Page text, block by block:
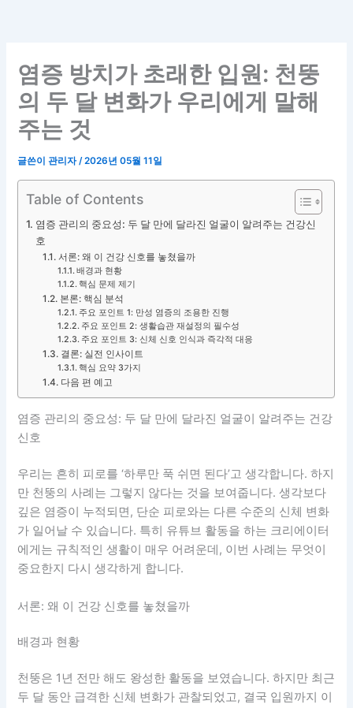
염증 방치가 초래한 입원: 천뚱
의 두 달 변화가 우리에게 말해
주는 것
글쓴이관리자/2026년 05월 11일
Table of Contents
염증 관리의 중요성: 두 달 만에 달라진 얼굴이 알려주는 건강신
호
서론: 왜 이 건강 신호를 놓쳤을까
배경과 현황
핵심 문제 제기
본론: 핵심 분석
주요 포인트 1: 만성 염증의 조용한 진행
주요 포인트 2: 생활습관 재설정의 필수성
주요 포인트 3: 신체 신호 인식과 즉각적 대응
결론: 실전 인사이트
핵심 요약 3가지
다음 편 예고
염증 관리의 중요성: 두 달 만에 달라진 얼굴이 알려주는 건강
신호
우리는 흔히 피로를 ‘하루만 푹 쉬면 된다’고 생각합니다. 하지
만 천뚱의 사례는 그렇지 않다는 것을 보여줍니다. 생각보다
깊은 염증이 누적되면, 단순 피로와는 다른 수준의 신체 변화
가 일어날 수 있습니다. 특히 유튜브 활동을 하는 크리에이터
에게는 규칙적인 생활이 매우 어려운데, 이번 사례는 무엇이
중요한지 다시 생각하게 합니다.
서론: 왜 이 건강 신호를 놓쳤을까
배경과 현황
천뚱은 1년 전만 해도 왕성한 활동을 보였습니다. 하지만 최근
두 달 동안 급격한 신체 변화가 관찰되었고, 결국 입원까지 이